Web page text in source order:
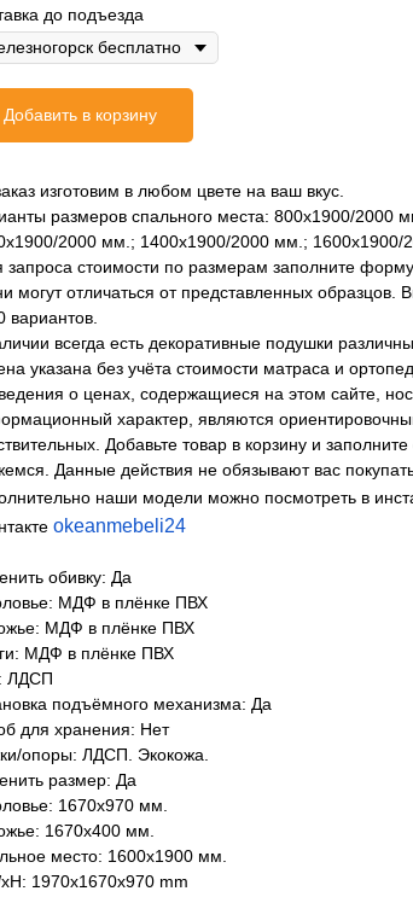
до подъезда
Добавить в корзину
изготовим в любом цвете на ваш вкус.
размеров спального места: 800х1900/2000
2000 мм.; 1400х1900/2000 мм.;
запроса стоимости по размерам заполните
могут отличаться от представленных образцов.
вариантов.
всегда есть декоративные подушки
указана без учёта стоимости матраса и
о ценах, содержащиеся на этом сайте,
характер, являются
Добавьте товар в корзину и
Данные действия не обязывают вас
наши модели можно посмотреть в
okeanmebeli24
обивку: Да
МДФ в плёнке ПВХ
МДФ в плёнке ПВХ
МДФ в плёнке ПВХ
ЛДСП
подъёмного механизма: Да
для хранения: Нет
опоры: ЛДСП. Экокожа.
размер: Да
1670х970 мм.
1670х400 мм.
место: 1600х1900 мм.
1970x1670x970 mm